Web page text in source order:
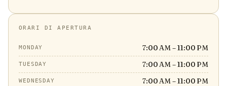
ORARI DI APERTURA
MONDAY 7:00 AM – 11:00 PM
TUESDAY 7:00 AM – 11:00 PM
WEDNESDAY 7:00 AM – 11:00 PM